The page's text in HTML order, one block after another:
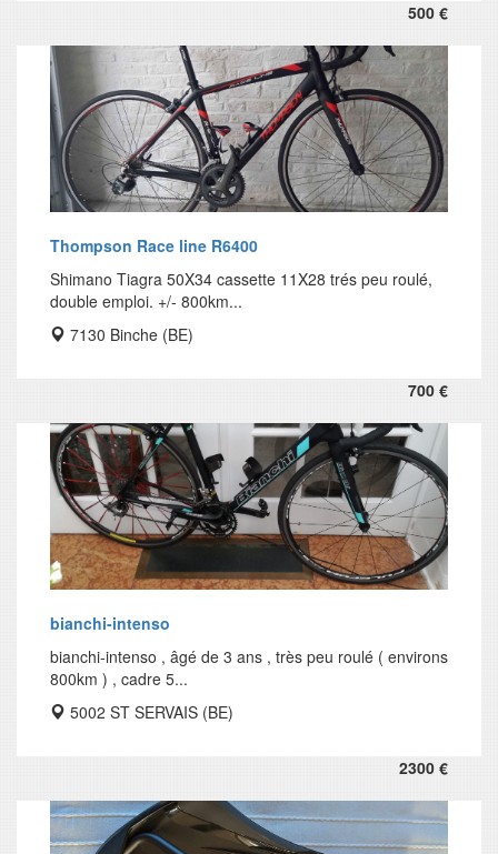
500 €
Thompson Race line R6400
Shimano Tiagra 50X34 cassette 11X28 trés peu roulé,
double emploi. +/- 800km...
7130 Binche (BE)
700 €
bianchi-intenso
bianchi-intenso , âgé de 3 ans , très peu roulé ( environs
800km ) , cadre 5...
5002 ST SERVAIS (BE)
2300 €